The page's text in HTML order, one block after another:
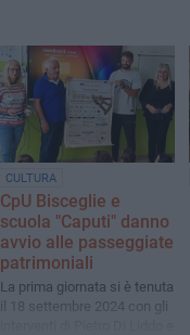
CULTURA
CpU Bisceglie e
scuola "Caputi" danno
avvio alle passeggiate
patrimoniali
La prima giornata si è tenuta
il 18 settembre 2024 con gli